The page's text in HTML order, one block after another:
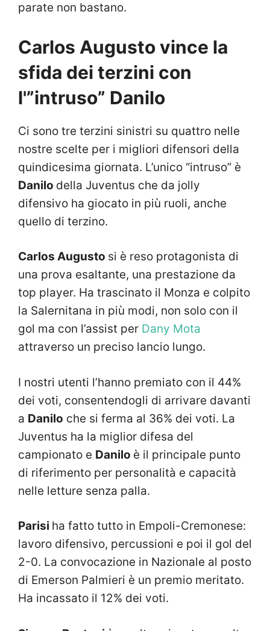
parate non bastano.
Carlos Augusto vince la
sfida dei terzini con
l'”intruso” Danilo
Ci sono tre terzini sinistri su quattro nelle
nostre scelte per i migliori difensori della
quindicesima giornata. L’unico “intruso” è
Danilo della Juventus che da jolly
difensivo ha giocato in più ruoli, anche
quello di terzino.
Carlos Augusto si è reso protagonista di
una prova esaltante, una prestazione da
top player. Ha trascinato il Monza e colpito
la Salernitana in più modi, non solo con il
gol ma con l’assist per Dany Mota
attraverso un preciso lancio lungo.
I nostri utenti l’hanno premiato con il 44%
dei voti, consentendogli di arrivare davanti
a Danilo che si ferma al 36% dei voti. La
Juventus ha la miglior difesa del
campionato e Danilo è il principale punto
di riferimento per personalità e capacità
nelle letture senza palla.
Parisi ha fatto tutto in Empoli-Cremonese:
lavoro difensivo, percussioni e poi il gol del
2-0. La convocazione in Nazionale al posto
di Emerson Palmieri è un premio meritato.
Ha incassato il 12% dei voti.